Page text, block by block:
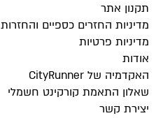
תקנון אתר
מדיניות החזרים כספיים והחזרות
מדיניות פרטיות
אודות
האקדמיה של CityRunner
שאלון התאמת קורקינט חשמלי
יצירת קשר